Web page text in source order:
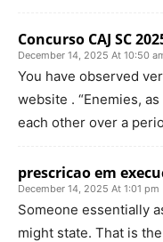
Concurso CAJ SC
December 14, 2025 At 10:50
You have observed
website . “Enemies,
each other over a
prescricao em
December 14, 2025 At 1:01 pm
Someone essentially
might state. That is